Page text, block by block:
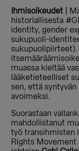
Ihmisoikeudet |
historiallisesta
identity, gender
sukupuoli-
muassa kieltää
lääketieteelliset
sen, että
avoimeksi.
Suorastaan
mahdollistanut
työ transihmisten
Rights Movement